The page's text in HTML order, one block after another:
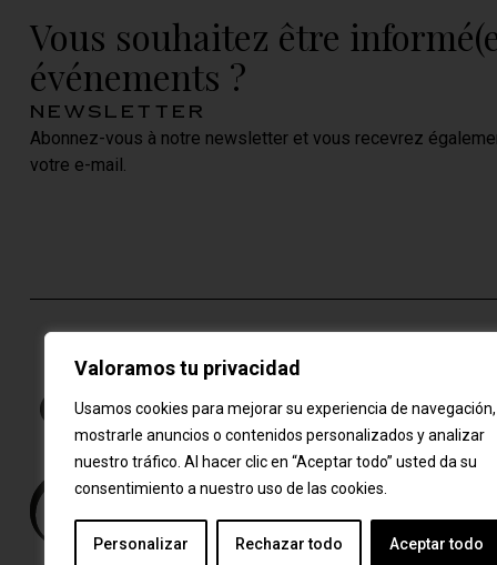
Valoramos tu privacidad
Usamos cookies para mejorar su experiencia de navegación,
mostrarle anuncios o contenidos personalizados y analizar
nuestro tráfico. Al hacer clic en “Aceptar todo” usted da su
consentimiento a nuestro uso de las cookies.
Personalizar Rechazar todo Aceptar todo
Vous souhaitez être
événements ?
newsletter
Abonnez-vous à notre newsletter et vous recevrez
votre e-mail.